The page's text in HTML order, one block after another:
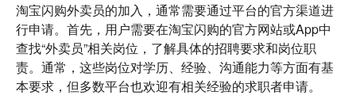
淘宝闪购外卖员的加入，通常需要通过平台的官方渠道进
行申请。首先，用户需要在淘宝闪购的官方网站或App中
查找“外卖员”相关岗位，了解具体的招聘要求和岗位职
责。通常，这些岗位对学历、经验、沟通能力等方面有基
本要求，但多数平台也欢迎有相关经验的求职者申请。